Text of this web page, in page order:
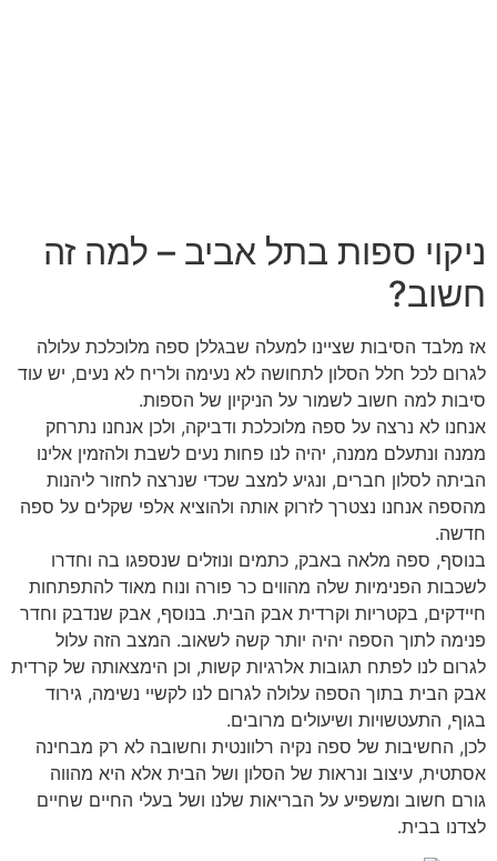
ניקוי ספות בתל אביב – למה זה
חשוב?
אז מלבד הסיבות שציינו למעלה שבגללן ספה מלוכלכת עלולה
לגרום לכל חלל הסלון לתחושה לא נעימה ולריח לא נעים, יש עוד
סיבות למה חשוב לשמור על הניקיון של הספות.
אנחנו לא נרצה על ספה מלוכלכת ודביקה, ולכן אנחנו נתרחק
ממנה ונתעלם ממנה, יהיה לנו פחות נעים לשבת ולהזמין אלינו
הביתה לסלון חברים, ונגיע למצב שכדי שנרצה לחזור ליהנות
מהספה אנחנו נצטרך לזרוק אותה ולהוציא אלפי שקלים על ספה
חדשה.
בנוסף, ספה מלאה באבק, כתמים ונוזלים שנספגו בה וחדרו
לשכבות הפנימיות שלה מהווים כר פורה ונוח מאוד להתפתחות
חיידקים, בקטריות וקרדית אבק הבית. בנוסף, אבק שנדבק וחדר
פנימה לתוך הספה יהיה יותר קשה לשאוב. המצב הזה עלול
לגרום לנו לפתח תגובות אלרגיות קשות, וכן הימצאותה של קרדית
אבק הבית בתוך הספה עלולה לגרום לנו לקשיי נשימה, גירוד
בגוף, התעטשויות ושיעולים מרובים.
לכן, החשיבות של ספה נקיה רלוונטית וחשובה לא רק מבחינה
אסתטית, עיצוב ונראות של הסלון ושל הבית אלא היא מהווה
גורם חשוב ומשפיע על הבריאות שלנו ושל בעלי החיים שחיים
לצדנו בבית.